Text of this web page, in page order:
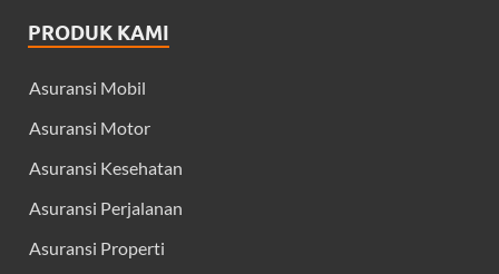
PRODUK KAMI
Asuransi Mobil
Asuransi Motor
Asuransi Kesehatan
Asuransi Perjalanan
Asuransi Properti